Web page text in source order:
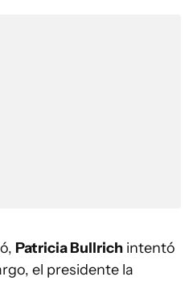
Patricia Bullrich intentó
el presidente la